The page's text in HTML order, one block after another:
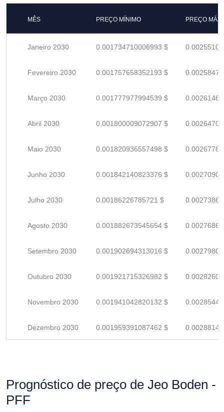
MÊS PREÇO MÍNIMO PREÇO
Janeiro 2030 0.001734710006993 $
Fevereiro 2030 0.001757658352193 $
Março 2030 0.001777977994539 $
Abril 2030 0.001800009072907 $
Maio 2030 0.001820936557498 $
Junho 2030 0.001842140823376 $
Julho 2030 0.00186226785721 $
Agosto 2030 0.001882673545654 $
Setembro 2030 0.001902694313016 $
Outubro 2030 0.001921715326982 $
Novembro 2030 0.001941042820132 $
Dezembro 2030 0.001959391087462 $
Prognóstico de preço de Jeo Boden -
PFF